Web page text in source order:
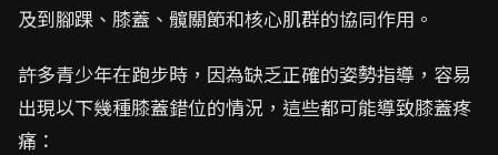
及到腳踝、膝蓋、髖關節和核心肌群的協同作用。
許多青少年在跑步時，因為缺乏正確的姿勢指導，容易
出現以下幾種膝蓋錯位的情況，這些都可能導致膝蓋疼
痛：